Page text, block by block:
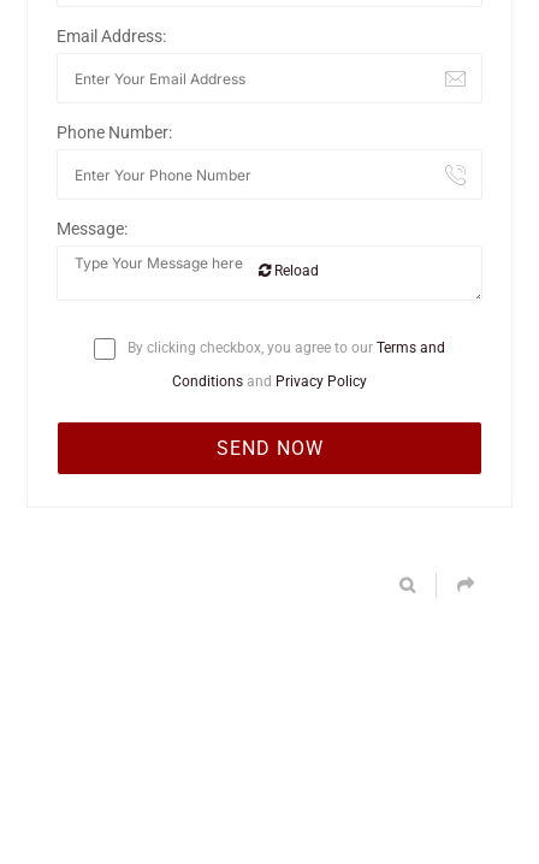
Email Address:
Phone Number:
Message:
Reload
By clicking checkbox, you agree to our Terms and
Conditions and Privacy Policy